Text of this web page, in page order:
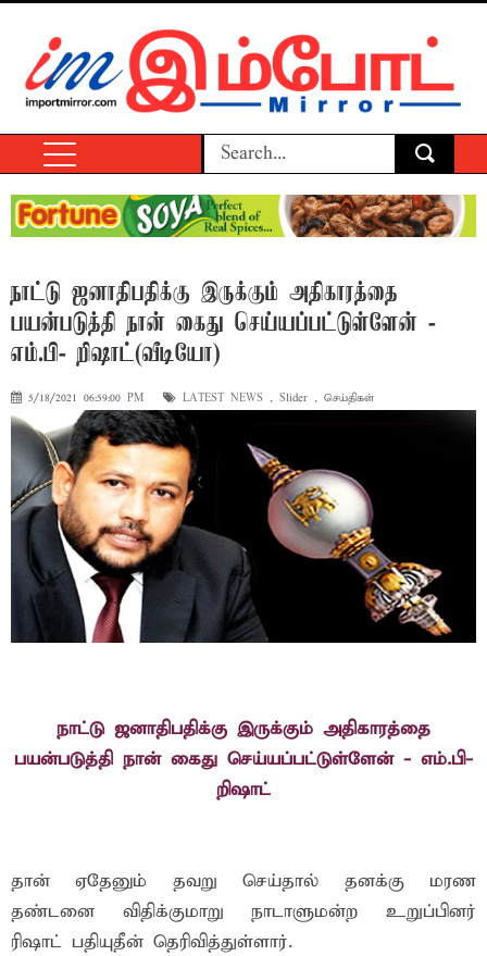
நாட்டு ஜனாதிபதிக்கு இருக்கும் அதிகாரத்தை
பயன்படுத்தி நான் கைது செய்யப்பட்டுள்ளேன் -
எம்.பி- றிஷாட்(வீடியோ)
5/18/2021 06:59:00 PM LATEST NEWS , Slider , செய்திகள்
நாட்டு ஜனாதிபதிக்கு இருக்கும் அதிகாரத்தை
பயன்படுத்தி நான் கைது செய்யப்பட்டுள்ளேன் - எம்.பி-
றிஷாட்
தான் ஏதேனும் தவறு செய்தால் தனக்கு மரண
தண்டனை விதிக்குமாறு நாடாளுமன்ற உறுப்பினர்
ரிஷாட் பதியுதீன் தெரிவித்துள்ளார்.